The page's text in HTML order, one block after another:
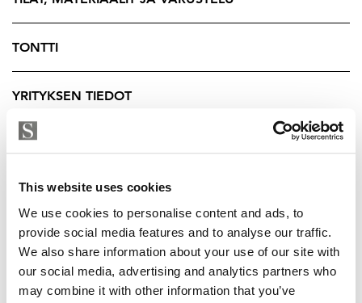
This website uses cookies
We use cookies to personalise content and ads, to
provide social media features and to analyse our traffic.
We also share information about your use of our site with
our social media, advertising and analytics partners who
may combine it with other information that you’ve
tarvittaessa neljäs on helppo sijoittaa alakerran
asumismukavuuden uudelle tasolle, ja
varastohuoneeseen toteutettu kuntoilutila tukee
aktiivista elämäntapaa.
Molemmissa kerroksissa sijaitsevat kylpyhuoneet
poreammeineen tarjoaa täydellisen paikan
rentoutumiselle. Kaksi erillistä wc:tä sekä tilava
kodinhoitohuone tekevät kodista käytännöllisen.
Vaatehuoneita on kolme, joten säilytystilaa on
TONTTI
YRITYKSEN TIEDOT